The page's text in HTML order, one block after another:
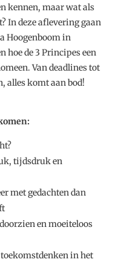
kennen, maar wat als
In deze aflevering gaan
Hoogenboom in
hoe de 3 Principes een
Van deadlines tot
alles komt aan bod!
tijdsdruk en
met gedachten dan
en moeiteloos
in het